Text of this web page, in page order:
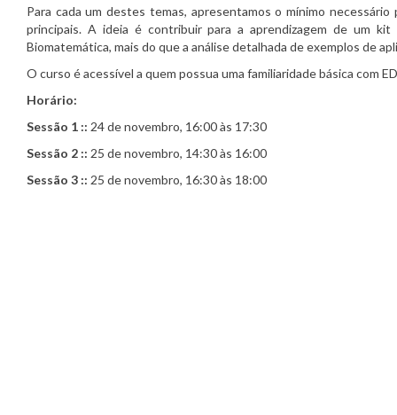
Para cada um destes temas, apresentamos o mínimo
principais. A ideia é contribuir para a aprendizagem de um
Biomatemática, mais do que a análise detalhada de exemplos de
O curso é acessível a quem possua uma familiaridade básica com
Horário:
Sessão 1 :: 24 de novembro, 16:00 às 17:30
Sessão 2 :: 25 de novembro, 14:30 às 16:00
Sessão 3 :: 25 de novembro, 16:30 às 18:00